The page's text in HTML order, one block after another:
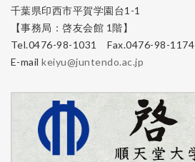
千葉県印西市平賀学園台1-1
【事務局：啓友会館 1階】
Tel.0476-98-1031 Fax.0476-98-1174
E-mailkeiyu@juntendo.ac.jp